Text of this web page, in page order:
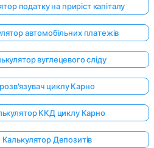
податку на приріст капіталу
автомобільних платежів
вуглецевого сліду
циклу Карно
ККД циклу Карно
Депозитів